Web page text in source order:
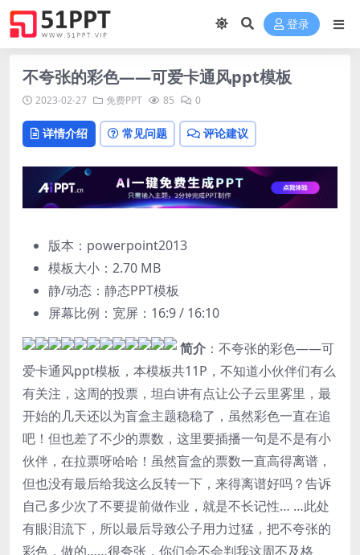
登录
不夸张的彩色——可爱卡通风ppt模板
2023-02-27 免费PPT 85 0
详情介绍 常见问题 评论建议
版本：powerpoint2013
模板大小： 2.70 MB
静/动态：静态PPT模板
屏幕比例：宽屏：16:9 / 16:10
简介 ：不夸张的彩色——可
爱卡通风ppt模板，本模板共11P，不知道小伙伴们有么
有关注，这周的投票，坦白讲有点让公子云里雾里，最
开始的几天还以为盲盒主题稳稳了，虽然彩色一直在追
吧！但也差了不少的票数，这里要插播一句是不是有小
伙伴，在拉票呀哈哈！虽然盲盒的票数一直高得离谱，
但也没有最后给我这么反转一下，来得离谱好吗？告诉
自己多少次了不要提前做作业，就是不长记性… …此处
有眼泪流下，所以最后导致公子用力过猛，把不夸张的
彩色，做的……很夸张，你们会不会判我这周不及格